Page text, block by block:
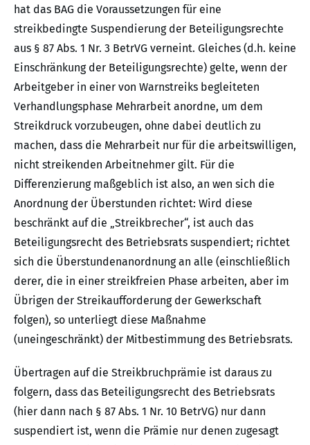
hat das BAG die Voraussetzungen für eine
streikbedingte Suspendierung der Beteiligungsrechte
aus § 87 Abs. 1 Nr. 3 BetrVG verneint. Gleiches (d.h. keine
Einschränkung der Beteiligungsrechte) gelte, wenn der
Arbeitgeber in einer von Warnstreiks begleiteten
Verhandlungsphase Mehrarbeit anordne, um dem
Streikdruck vorzubeugen, ohne dabei deutlich zu
machen, dass die Mehrarbeit nur für die arbeitswilligen,
nicht streikenden Arbeitnehmer gilt. Für die
Differenzierung maßgeblich ist also, an wen sich die
Anordnung der Überstunden richtet: Wird diese
beschränkt auf die „Streikbrecher“, ist auch das
Beteiligungsrecht des Betriebsrats suspendiert; richtet
sich die Überstundenanordnung an alle (einschließlich
derer, die in einer streikfreien Phase arbeiten, aber im
Übrigen der Streikaufforderung der Gewerkschaft
folgen), so unterliegt diese Maßnahme
(uneingeschränkt) der Mitbestimmung des Betriebsrats.
Übertragen auf die Streikbruchprämie ist daraus zu
folgern, dass das Beteiligungsrecht des Betriebsrats
(hier dann nach § 87 Abs. 1 Nr. 10 BetrVG) nur dann
suspendiert ist, wenn die Prämie nur denen zugesagt